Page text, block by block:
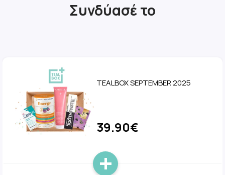
Συνδύασέ το
TEALBOX SEPTEMBER 2025
39.90€